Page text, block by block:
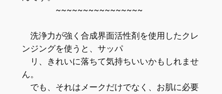
~~~~~~~~~~~~~~~~
洗浄力が強く合成界面活性剤を使用したクレ
ンジングを使うと、サッパ
リ、きれいに落ちて気持ちいいかもしれませ
ん。
でも、それはメークだけでなく、お肌に必要